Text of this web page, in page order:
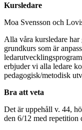
Kursledare
Moa Svensson och
Alla våra kursledare har
grundkurs som är
erbjuder vi alla ledare
pedagogisk/metodisk
Bra att veta
Det är uppehåll v. 44,
den 6/12 med repetition